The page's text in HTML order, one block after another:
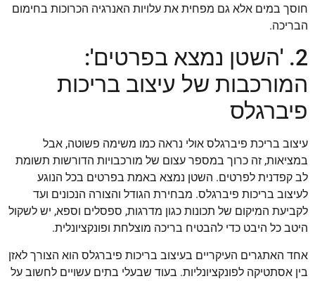
חוסך במים אלא גם מפחית את עלויות האנרגיה הכרוכות בחימום
הבריכה.
2. 'השטן נמצא בפרטים':
המורכבות של עיצוב בריכות
פיברגלס
עיצוב בריכת פיברגלס אולי נראה כמו משימה פשוטה, אבל
במציאות, זה כרוך במספר עצום של מורכבויות הדורשות תשומת
לב קפדנית לפרטים. השטן נמצא באמת בפרטים בכל הנוגע
לעיצוב בריכות פיברגלס. מבחירת הגודל והצורה הנכונים ועד
לקביעת המיקום של תכונות כגון מדרגות, ספסלים וספא, יש לשקול
היטב כל היבט כדי להבטיח בריכה מוצלחת ופונקציונלית.
אחד האתגרים העיקריים בעיצוב בריכות פיברגלס הוא הצורך לאזן
בין אסתטיקה לפונקציונליות. בעוד שבעלי בתים עשויים לחשוב על